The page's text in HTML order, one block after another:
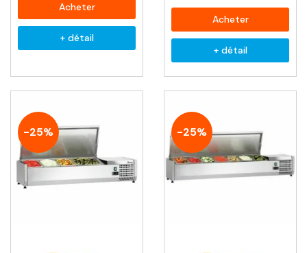
Acheter
+ détail
Acheter
+ détail
-25% -25%